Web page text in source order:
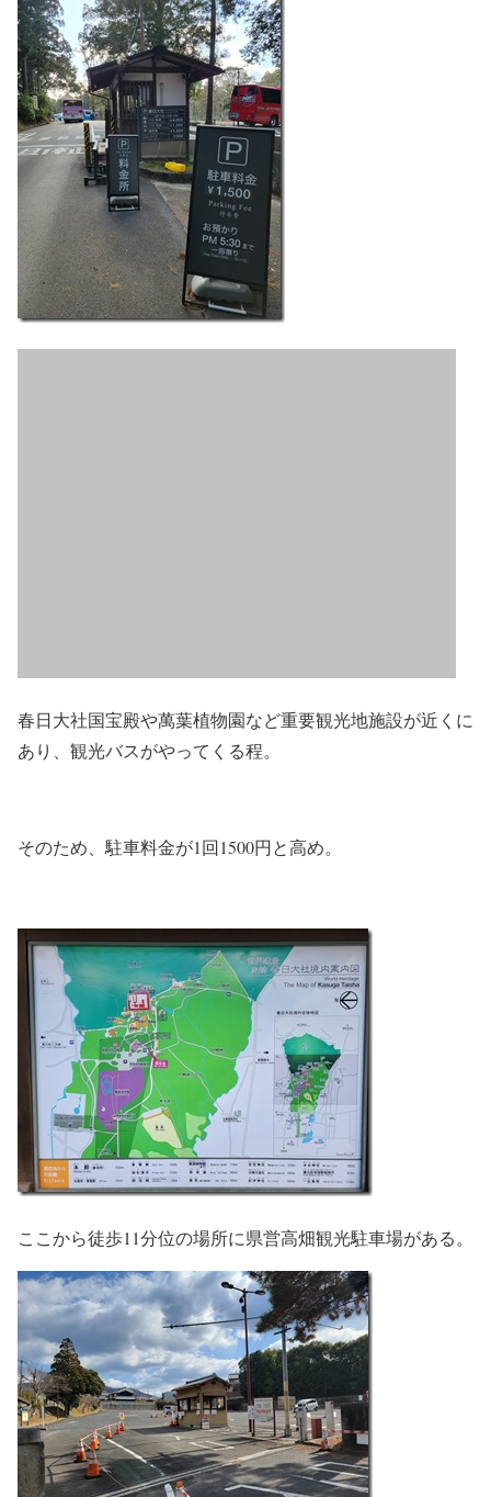
春日大社国宝殿や萬葉植物園など重要観光地施設が近くに
あり、観光バスがやってくる程。
そのため、駐車料金が1回1500円と高め。
ここから徒歩11分位の場所に県営高畑観光駐車場がある。